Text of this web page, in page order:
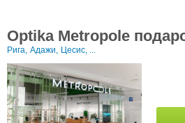
Optika Metropole
Рига, Адажи, Цесис, ...